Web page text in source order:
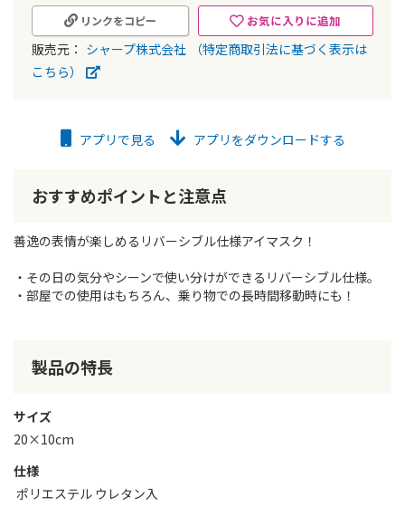
お気に入りに追加
リンクをコピー
販売元： シャープ株式会社
（特定商取引法に基づく表示は
こちら）
アプリで見る アプリをダウンロードする
おすすめポイントと注意点
善逸の表情が楽しめるリバーシブル仕様アイマスク！
・その日の気分やシーンで使い分けができるリバーシブル仕様。
・部屋での使用はもちろん、乗り物での長時間移動時にも！
製品の特長
サイズ
20×10cm
仕様
ポリエステル ウレタン入